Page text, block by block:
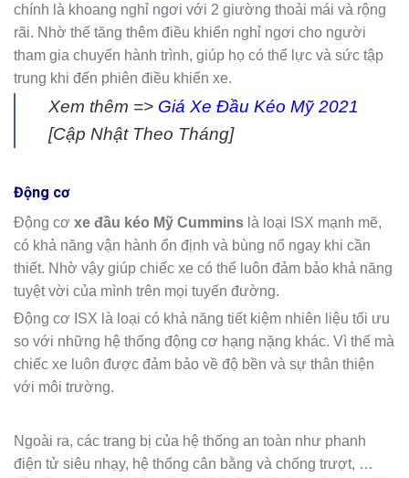
chính là khoang nghỉ ngơi với 2 giường thoải mái và rộng
rãi. Nhờ thế tăng thêm điều khiển nghỉ ngơi cho người
tham gia chuyến hành trình, giúp họ có thể lực và sức tập
trung khi đến phiên điều khiển xe.
Xem thêm => Giá Xe Đầu Kéo Mỹ 2021
[Cập Nhật Theo Tháng]
Động cơ
Động cơ xe đầu kéo Mỹ Cummins là loại ISX mạnh mẽ,
có khả năng vận hành ổn định và bùng nổ ngay khi cần
thiết. Nhờ vậy giúp chiếc xe có thể luôn đảm bảo khả năng
tuyệt vời của mình trên mọi tuyến đường.
Động cơ ISX là loại có khả năng tiết kiệm nhiên liệu tối ưu
so với những hệ thống động cơ hạng nặng khác. Vì thế mà
chiếc xe luôn được đảm bảo về độ bền và sự thân thiện
với môi trường.
Ngoài ra, các trang bị của hệ thống an toàn như phanh
điện tử siêu nhạy, hệ thống cân bằng và chống trượt, …